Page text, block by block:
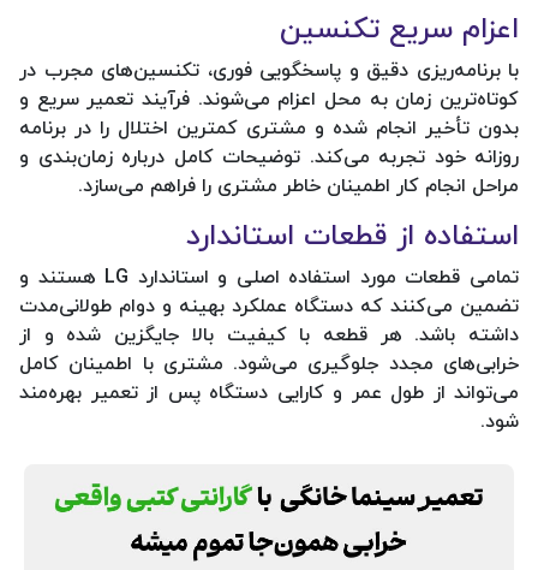
اعزام سریع تکنسین
با برنامه‌ریزی دقیق و پاسخگویی فوری، تکنسین‌های مجرب در
کوتاه‌ترین زمان به محل اعزام می‌شوند. فرآیند تعمیر سریع و
بدون تأخیر انجام شده و مشتری کمترین اختلال را در برنامه
روزانه خود تجربه می‌کند. توضیحات کامل درباره زمان‌بندی و
مراحل انجام کار اطمینان خاطر مشتری را فراهم می‌سازد.
استفاده از قطعات استاندارد
تمامی قطعات مورد استفاده اصلی و استاندارد LG هستند و
تضمین می‌کنند که دستگاه عملکرد بهینه و دوام طولانی‌مدت
داشته باشد. هر قطعه با کیفیت بالا جایگزین شده و از
خرابی‌های مجدد جلوگیری می‌شود. مشتری با اطمینان کامل
می‌تواند از طول عمر و کارایی دستگاه پس از تعمیر بهره‌مند
شود.